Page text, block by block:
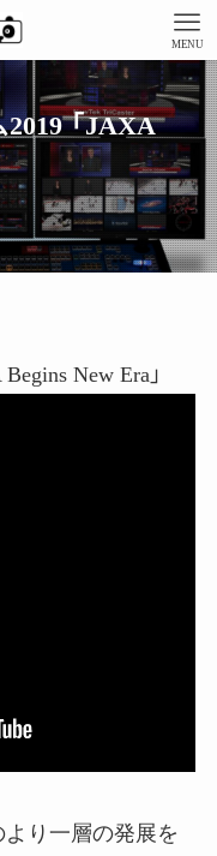
MENU
「JAXA
New Era」
り一層の発展を